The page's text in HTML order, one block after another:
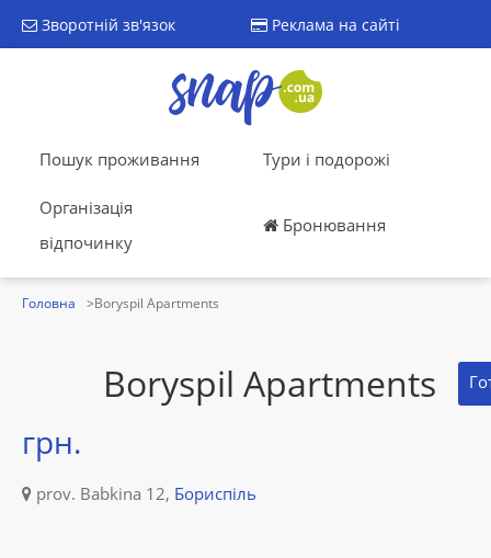
Зворотній зв'язок Реклама на сайті
Пошук проживання Тури і подорожі
Організація
відпочинку
Бронювання
Головна Boryspil Apartments
Boryspil Apartments
грн.
prov. Babkina 12, Бориспіль